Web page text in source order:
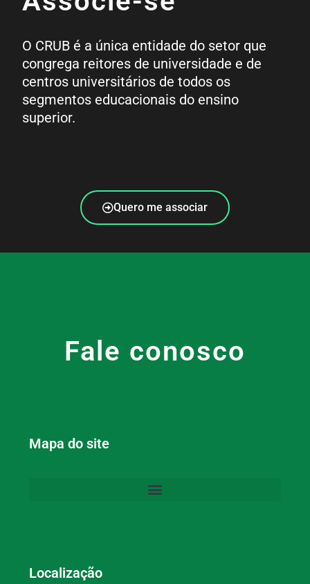
O CRUB é a única entidade do setor que
congrega reitores de universidade e de
centros universitários de todos os
segmentos educacionais do ensino
superior.
Quero me associar
Fale conosco
Mapa do site
Localização